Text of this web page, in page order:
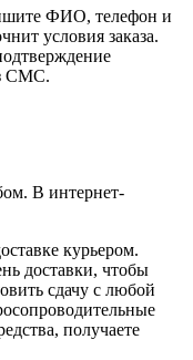
ФИО, телефон и
условия заказа.
СМС.
В интернет-
курьером.
доставки, чтобы
сдачу с любой
получаете